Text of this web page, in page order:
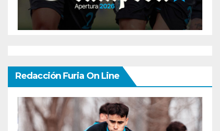
Redacción Furia On Line